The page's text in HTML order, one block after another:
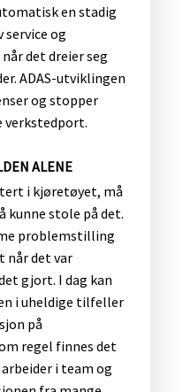
en stadig
og
det dreier seg
ADAS-utviklingen
og stopper
verkstedport.
ALENE
i kjøretøyet, må
kunne stole på det.
problemstilling
når det var
gjort. I dag kan
i uheldige tilfeller
på
regel finnes det
i team og